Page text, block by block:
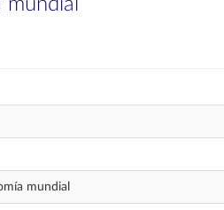
mundial